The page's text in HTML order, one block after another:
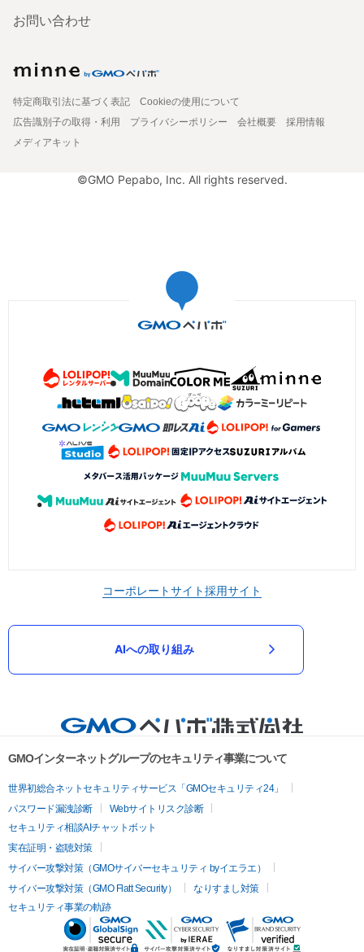
お問い合わせ
特定商取引法に基づく表記
Cookieの使用について
広告識別子の取得・利用
プライバシーポリシー 会社概要
採用情報
メディアキット
©GMO Pepabo, Inc. All rights reserved.
コーポレートサイト採用サイト
AIへの取り組み
GMOインターネットグループのセキュリティ事業について
世界初総合ネットセキュリティサービス「GMOセキュリティ24」
パスワード漏洩診断
Webサイトリスク診断
セキュリティ相談AIチャットボット
実在証明・盗聴対策
サイバー攻撃対策（GMOサイバーセキュリティ byイエラエ）
サイバー攻撃対策（GMO Flatt Security）
なりすまし対策
セキュリティ事業の軌跡